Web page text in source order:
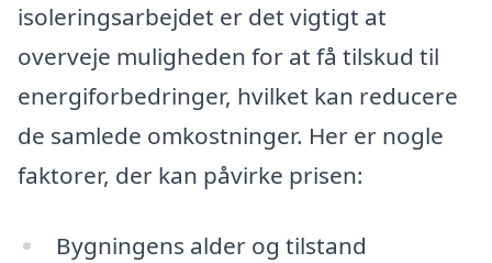
isoleringsarbejdet er det vigtigt at
overveje muligheden for at få tilskud til
energiforbedringer, hvilket kan reducere
de samlede omkostninger. Her er nogle
faktorer, der kan påvirke prisen:
Bygningens alder og tilstand